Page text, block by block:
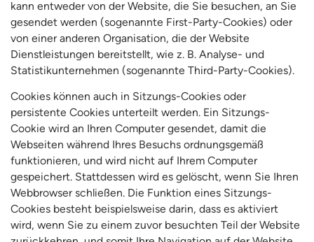
kann entweder von der Website, die Sie besuchen, an Sie
gesendet werden (sogenannte First-Party-Cookies) oder
von einer anderen Organisation, die der Website
Dienstleistungen bereitstellt, wie z. B. Analyse- und
Statistikunternehmen (sogenannte Third-Party-Cookies).
Cookies können auch in Sitzungs-Cookies oder
persistente Cookies unterteilt werden. Ein Sitzungs-
Cookie wird an Ihren Computer gesendet, damit die
Webseiten während Ihres Besuchs ordnungsgemäß
funktionieren, und wird nicht auf Ihrem Computer
gespeichert. Stattdessen wird es gelöscht, wenn Sie Ihren
Webbrowser schließen. Die Funktion eines Sitzungs-
Cookies besteht beispielsweise darin, dass es aktiviert
wird, wenn Sie zu einem zuvor besuchten Teil der Website